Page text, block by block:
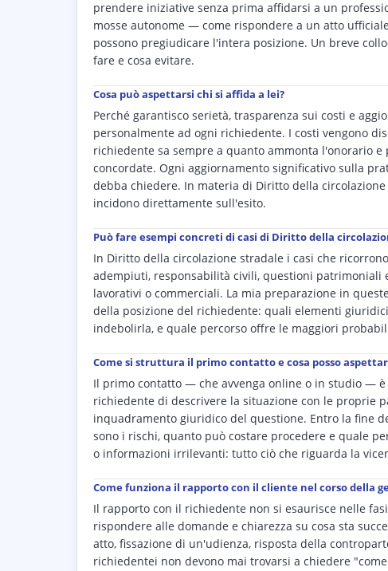
prendere iniziative senza prima affidarsi a un
mosse autonome — come rispondere a un atto
possono pregiudicare l'intera posizione. Un breve
fare e cosa evitare.
Cosa può aspettarsi chi si affida a lei?
Perché garantisco serietà, trasparenza sui costi e
personalmente ad ogni richiedente. I costi vengono
richiedente sa sempre a quanto ammonta l'onorario
concordate. Ogni aggiornamento significativo sulla
debba chiedere. In materia di Diritto della
incidono direttamente sull'esito.
Può fare esempi concreti di casi di Diritto della
In Diritto della circolazione stradale i casi che
adempiuti, responsabilità civili, questioni
lavorativi o commerciali. La mia preparazione in
della posizione del richiedente: quali elementi
indebolirla, e quale percorso offre le maggiori
Come si struttura il primo contatto e cosa posso
Il primo contatto — che avvenga online o in studio —
richiedente di descrivere la situazione con le proprie
inquadramento giuridico del questione. Entro la fine
sono i rischi, quanto può costare procedere e quale
o informazioni irrilevanti: tutto ciò che riguarda la
Come funziona il rapporto con il cliente nel corso della
Il rapporto con il richiedente non si esaurisce nelle
rispondere alle domande e chiarezza su cosa sta
atto, fissazione di un'udienza, risposta della
richiedentei non devono mai trovarsi a chiedere